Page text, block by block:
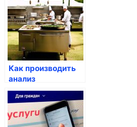
Как производить
анализ
результатов через
Госуслуги